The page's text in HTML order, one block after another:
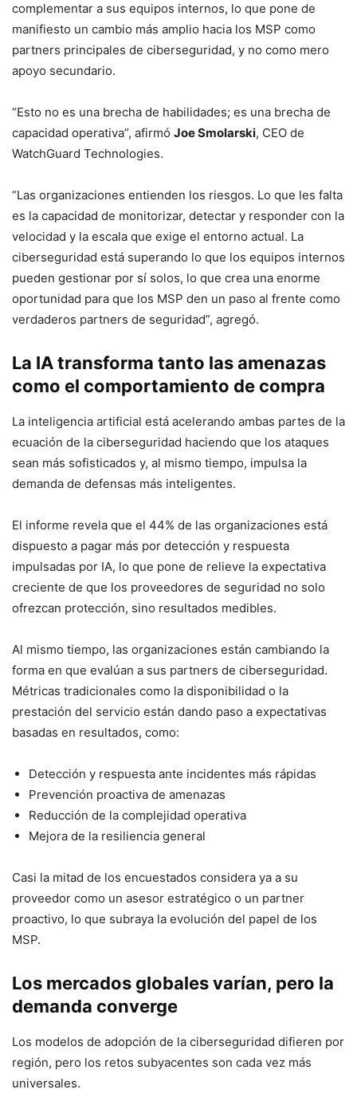
complementar a sus equipos internos, lo que pone de
manifiesto un cambio más amplio hacia los MSP como
partners principales de ciberseguridad, y no como mero
apoyo secundario.
“Esto no es una brecha de habilidades; es una brecha de
capacidad operativa”, afirmó Joe Smolarski, CEO de
WatchGuard Technologies.
“Las organizaciones entienden los riesgos. Lo que les falta
es la capacidad de monitorizar, detectar y responder con la
velocidad y la escala que exige el entorno actual. La
ciberseguridad está superando lo que los equipos internos
pueden gestionar por sí solos, lo que crea una enorme
oportunidad para que los MSP den un paso al frente como
verdaderos partners de seguridad”, agregó.
La IA transforma tanto las amenazas
como el comportamiento de compra
La inteligencia artificial está acelerando ambas partes de la
ecuación de la ciberseguridad haciendo que los ataques
sean más sofisticados y, al mismo tiempo, impulsa la
demanda de defensas más inteligentes.
El informe revela que el 44% de las organizaciones está
dispuesto a pagar más por detección y respuesta
impulsadas por IA, lo que pone de relieve la expectativa
creciente de que los proveedores de seguridad no solo
ofrezcan protección, sino resultados medibles.
Al mismo tiempo, las organizaciones están cambiando la
forma en que evalúan a sus partners de ciberseguridad.
Métricas tradicionales como la disponibilidad o la
prestación del servicio están dando paso a expectativas
basadas en resultados, como:
Detección y respuesta ante incidentes más rápidas
Prevención proactiva de amenazas
Reducción de la complejidad operativa
Mejora de la resiliencia general
Casi la mitad de los encuestados considera ya a su
proveedor como un asesor estratégico o un partner
proactivo, lo que subraya la evolución del papel de los
MSP.
Los mercados globales varían, pero la
demanda converge
Los modelos de adopción de la ciberseguridad difieren por
región, pero los retos subyacentes son cada vez más
universales.